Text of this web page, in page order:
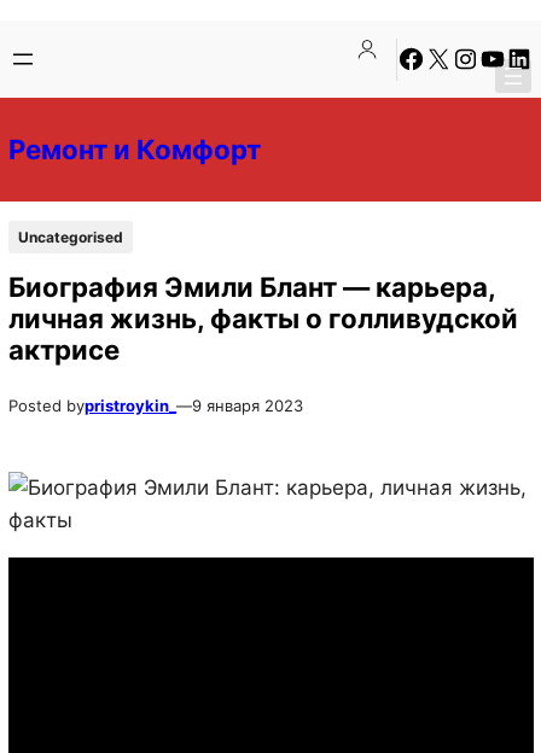
содержимому
содержимому
Facebook
X Instagram
Ремонт и Комфорт
Uncategorised
Биография Эмили Блант — карьера,
личная жизнь, факты о голливудской
актрисе
Posted bypristroykin_ —9 января 2023